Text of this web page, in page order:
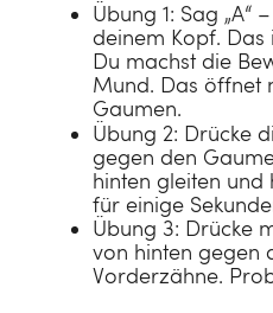
Übung 1: Sag „A“
deinem Kopf. Das
Du machst die
Mund. Das öffnet
Gaumen.
Übung 2: Drücke
gegen den
hinten gleiten und
für einige
Übung 3: Drücke
von hinten gegen
Vorderzähne.